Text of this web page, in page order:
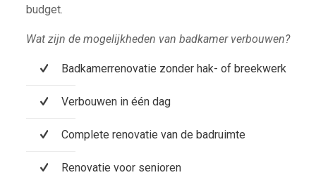
budget.
Wat zijn de mogelijkheden van badkamer verbouwen?
Badkamerrenovatie zonder hak- of breekwerk
Verbouwen in één dag
Complete renovatie van de badruimte
Renovatie voor senioren